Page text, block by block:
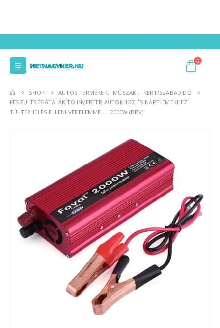
0
SHOP AUTÓS TERMÉKEK, MŰSZAKI,
KERT/SZABADIDŐ
FESZÜLTSÉGÁTALAKÍTÓ INVERTER AUTÓKHOZ ÉS NAPELEMEKHEZ
TÚLTERHELÉS ELLENI VÉDELEMMEL – 2000W (BBV)